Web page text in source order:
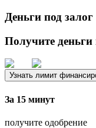
Деньги под
Получите
Узнать лимит
За 15 минут
получите одобрение